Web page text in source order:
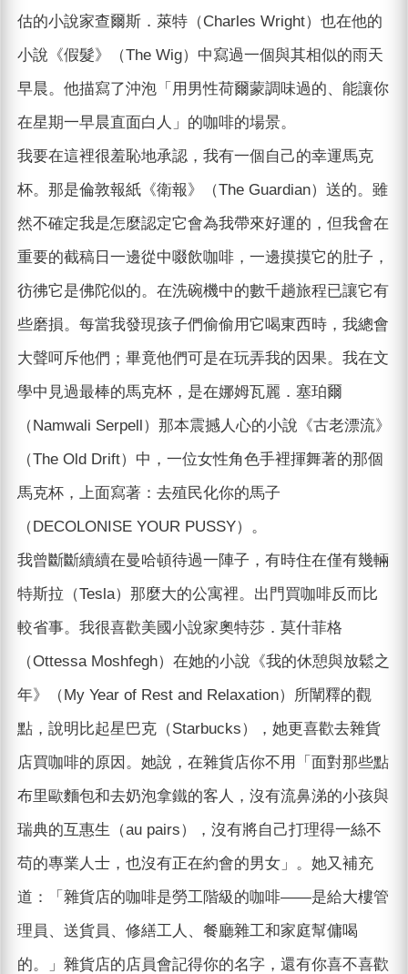
估的小說家查爾斯．萊特（Charles Wright）也在他的
小說《假髮》（The Wig）中寫過一個與其相似的雨天
早晨。他描寫了沖泡「用男性荷爾蒙調味過的、能讓你
在星期一早晨直面白人」的咖啡的場景。
我要在這裡很羞恥地承認，我有一個自己的幸運馬克
杯。那是倫敦報紙《衛報》（The Guardian）送的。雖
然不確定我是怎麼認定它會為我帶來好運的，但我會在
重要的截稿日一邊從中啜飲咖啡，一邊摸摸它的肚子，
彷彿它是佛陀似的。在洗碗機中的數千趟旅程已讓它有
些磨損。每當我發現孩子們偷偷用它喝東西時，我總會
大聲呵斥他們；畢竟他們可是在玩弄我的因果。我在文
學中見過最棒的馬克杯，是在娜姆瓦麗．塞珀爾
（Namwali Serpell）那本震撼人心的小說《古老漂流》
（The Old Drift）中，一位女性角色手裡揮舞著的那個
馬克杯，上面寫著：去殖民化你的馬子
（DECOLONISE YOUR PUSSY）。
我曾斷斷續續在曼哈頓待過一陣子，有時住在僅有幾輛
特斯拉（Tesla）那麼大的公寓裡。出門買咖啡反而比
較省事。我很喜歡美國小說家奧特莎．莫什菲格
（Ottessa Moshfegh）在她的小說《我的休憩與放鬆之
年》（My Year of Rest and Relaxation）所闡釋的觀
點，說明比起星巴克（Starbucks），她更喜歡去雜貨
店買咖啡的原因。她說，在雜貨店你不用「面對那些點
布里歐麵包和去奶泡拿鐵的客人，沒有流鼻涕的小孩與
瑞典的互惠生（au pairs），沒有將自己打理得一絲不
苟的專業人士，也沒有正在約會的男女」。她又補充
道：「雜貨店的咖啡是勞工階級的咖啡——是給大樓管
理員、送貨員、修繕工人、餐廳雜工和家庭幫傭喝
的。」雜貨店的店員會記得你的名字，還有你喜不喜歡